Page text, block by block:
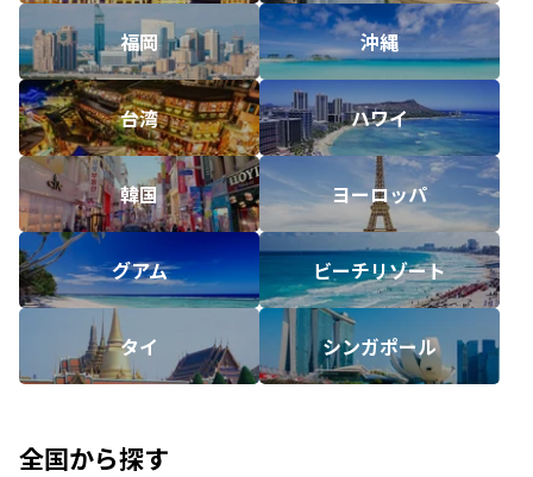
福岡 沖縄
台湾 ハワイ
韓国 ヨーロッパ
グアム ビーチリゾート
タイ シンガポール
全国から探す